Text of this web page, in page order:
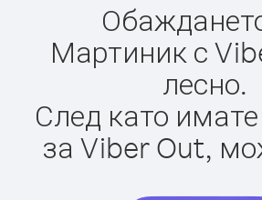
Мартиник с
лесно.
След като
за Viber Out,